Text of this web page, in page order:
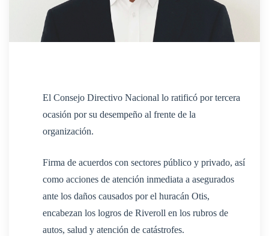
El Consejo Directivo Nacional lo ratificó por tercera
ocasión por su desempeño al frente de la
organización.
Firma de acuerdos con sectores público y privado, así
como acciones de atención inmediata a asegurados
ante los daños causados por el huracán Otis,
encabezan los logros de Riveroll en los rubros de
autos, salud y atención de catástrofes.